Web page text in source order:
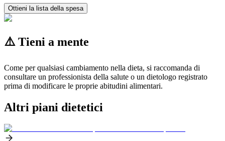
Ottieni la lista della spesa
⚠️ Tieni a mente
Come per qualsiasi cambiamento nella dieta, si raccomanda di
consultare un professionista della salute o un dietologo registrato
prima di modificare le proprie abitudini alimentari.
Altri piani dietetici